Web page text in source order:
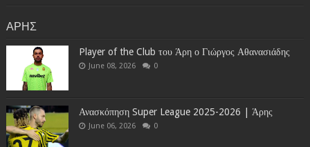
ΑΡΗΣ
Player of the Club του Άρη ο Γιώργος Αθανασιάδης
June 08, 2026 0
Ανασκόπηση Super League 2025-2026 | Άρης
June 06, 2026 0